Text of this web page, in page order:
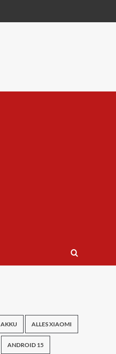
AKKU ALLES XIAOMI
ANDROID 15